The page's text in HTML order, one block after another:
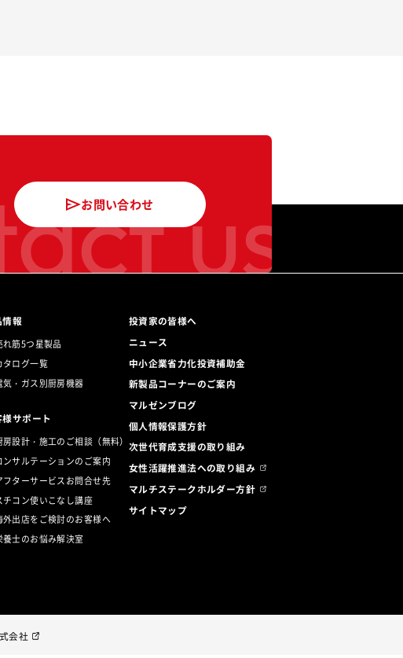
us
お問い合わせ
情報
れ筋5つ星製品
タログ一覧
気・ガス別厨房機器
様サポート
房設計・施工のご相談（無料）
ンサルテーションのご案内
フターサービスお問合せ先
チコン使いこなし講座
外出店をご検討のお客様へ
養士のお悩み解決室
投資家の皆様へ
ニュース
中小企業省力化投資補助金
新製品コーナーのご案内
マルゼンブログ
個人情報保護方針
次世代育成支援の取り組み
女性活躍推進法への取り組み
マルチステークホルダー方針
サイトマップ
会社